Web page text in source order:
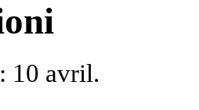
10 avril.